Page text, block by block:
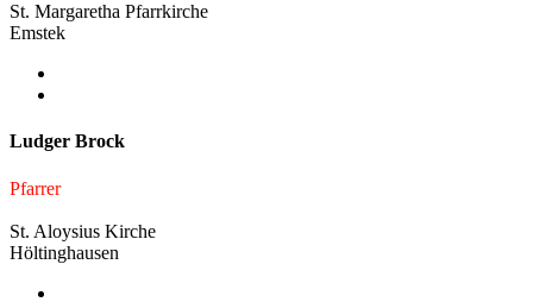
St. Margaretha Pfarrkirche
Emstek
Ludger Brock
Pfarrer
St. Aloysius Kirche
Höltinghausen